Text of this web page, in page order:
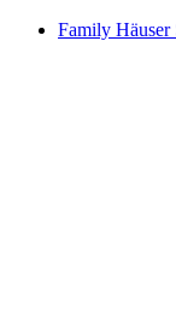
Family Häuser